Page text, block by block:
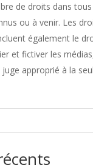
de droits dans
ou à venir. Les
également le
et fictiver les
juge approprié à la